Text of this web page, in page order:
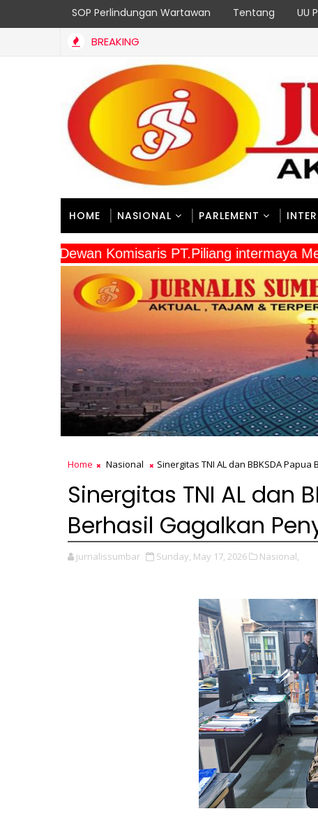
SOP Perlindungan Wartawan Tentang UU
BREAKING
Ke-129 Kodim 1807/Sorsel Wujudkan Jalan Cor 250 Meter,
HOME NASIONAL PARLEMENT
" Dewan Komisaris PT.Piliang intermaya
Home Nasional Sinergitas TNI AL dan BBKSDA
Sinergitas TNI AL dan
Berhasil Gagalkan
jurnalissumbar Sunday, May 17, 2026 Nasional,